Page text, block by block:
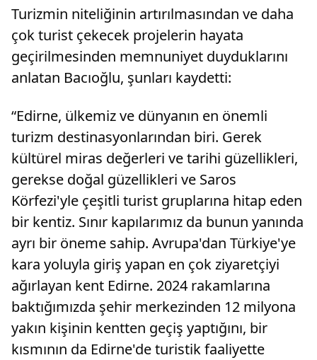
Turizmin niteliğinin artırılmasından ve daha
çok turist çekecek projelerin hayata
geçirilmesinden memnuniyet duyduklarını
anlatan Bacıoğlu, şunları kaydetti:
“Edirne, ülkemiz ve dünyanın en önemli
turizm destinasyonlarından biri. Gerek
kültürel miras değerleri ve tarihi güzellikleri,
gerekse doğal güzellikleri ve Saros
Körfezi'yle çeşitli turist gruplarına hitap eden
bir kentiz. Sınır kapılarımız da bunun yanında
ayrı bir öneme sahip. Avrupa'dan Türkiye'ye
kara yoluyla giriş yapan en çok ziyaretçiyi
ağırlayan kent Edirne. 2024 rakamlarına
baktığımızda şehir merkezinden 12 milyona
yakın kişinin kentten geçiş yaptığını, bir
kısmının da Edirne'de turistik faaliyette